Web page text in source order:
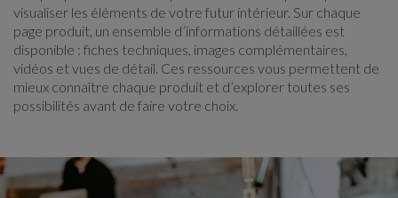
visualiser les éléments de votre futur intérieur. Sur chaque
page produit, un ensemble d’informations détaillées est
disponible : fiches techniques, images complémentaires,
vidéos et vues de détail. Ces ressources vous permettent de
mieux connaître chaque produit et d’explorer toutes ses
possibilités avant de faire votre choix.